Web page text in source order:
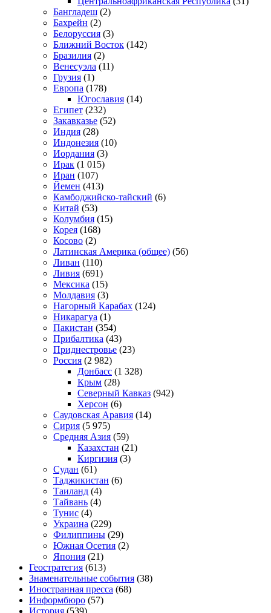
Бангладеш (2)
Бахрейн (2)
Белоруссия (3)
Ближний Восток (142)
Бразилия (2)
Венесуэла (11)
Грузия (1)
Европа (178)
Югославия (14)
Египет (232)
Закавказье (52)
Индия (28)
Индонезия (10)
Иордания (3)
Ирак (1 015)
Иран (107)
Йемен (413)
Камбоджийско-тайский (6)
Китай (53)
Колумбия (15)
Корея (168)
Косово (2)
Латинская Америка (общее) (56)
Ливан (110)
Ливия (691)
Мексика (15)
Молдавия (3)
Нагорный Карабах (124)
Никарагуа (1)
Пакистан (354)
Прибалтика (43)
Приднестровье (23)
Россия (2 982)
Донбасс (1 328)
Крым (28)
Северный Кавказ (942)
Херсон (6)
Саудовская Аравия (14)
Сирия (5 975)
Средняя Азия (59)
Казахстан (21)
Киргизия (3)
Судан (61)
Таджикистан (6)
Таиланд (4)
Тайвань (4)
Тунис (4)
Украина (229)
Филиппины (29)
Южная Осетия (2)
Япония (21)
Геостратегия (613)
Знаменательные события (38)
Иностранная пресса (68)
Информбюро (57)